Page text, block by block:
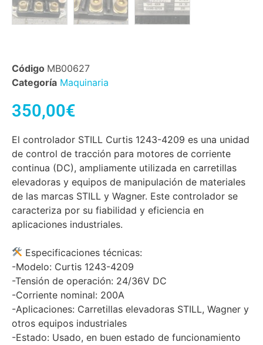
Código MB00627
Categoría Maquinaria
350,00€
El controlador STILL Curtis 1243-4209 es una unidad
de control de tracción para motores de corriente
continua (DC), ampliamente utilizada en carretillas
elevadoras y equipos de manipulación de materiales
de las marcas STILL y Wagner. Este controlador se
caracteriza por su fiabilidad y eficiencia en
aplicaciones industriales.
Especificaciones técnicas:
-Modelo: Curtis 1243-4209
-Tensión de operación: 24/36V DC
-Corriente nominal: 200A
-Aplicaciones: Carretillas elevadoras STILL, Wagner y
otros equipos industriales
-Estado: Usado, en buen estado de funcionamiento